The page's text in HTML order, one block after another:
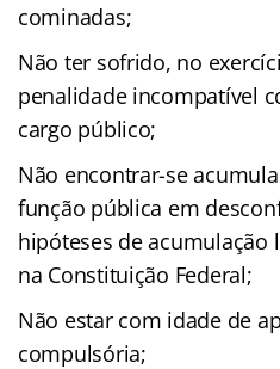
cominadas;
Não ter sofrido, no
penalidade incompatível
cargo público;
Não encontrar-se
função pública em
hipóteses de acumulação
na Constituição Federal;
Não estar com idade de
compulsória;